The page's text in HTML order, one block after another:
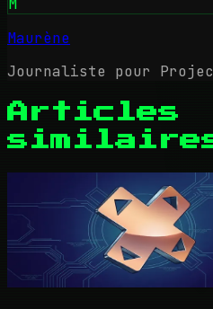
M
Maurène
Journaliste pour
Articles